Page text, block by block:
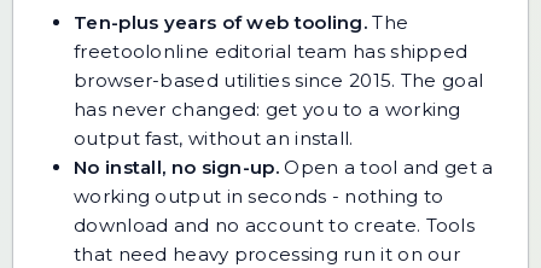
Ten-plus years of web tooling. The
freetoolonline editorial team has shipped
browser-based utilities since 2015. The goal
has never changed: get you to a working
output fast, without an install.
No install, no sign-up.Open a tool and get a
working output in seconds - nothing to
download and no account to create. Tools
that need heavy processing run it on our